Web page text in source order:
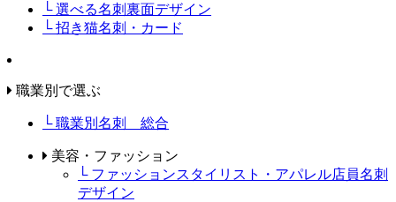
└ 選べる名刺裏面デザイン
└ 招き猫名刺・カード
職業別で選ぶ
└ 職業別名刺 総合
美容・ファッション
└ ファッションスタイリスト・アパレル店員名刺
デザイン